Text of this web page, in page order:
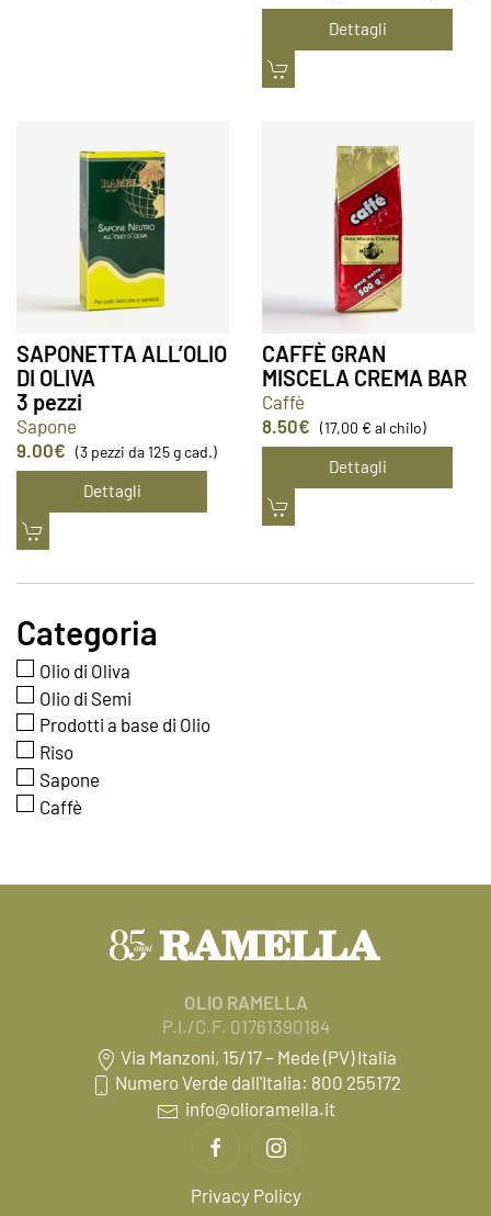
Dettagli
SAPONETTA ALL’OLIO
DI OLIVA
3 pezzi
Sapone
9.00€ (3 pezzi da 125 g cad.)
Dettagli
CAFFÈ GRAN
MISCELA CREMA BAR
Caffè
8.50€ (17,00 € al chilo)
Dettagli
Categoria
Olio di Oliva
Olio di Semi
Prodotti a base di Olio
Riso
Sapone
Caffè
OLIO RAMELLA
P.I./C.F. 01761390184
Via Manzoni, 15/17 – Mede (PV) Italia
Numero Verde dall'Italia: 800 255172
info@olioramella.it
Privacy Policy